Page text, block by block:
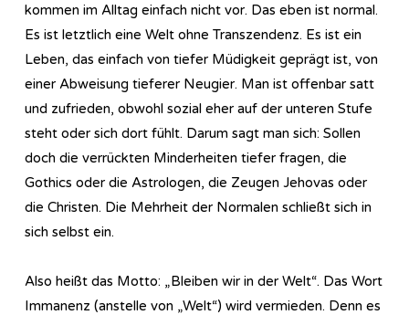
kommen im Alltag einfach nicht vor. Das eben ist normal.
Es ist letztlich eine Welt ohne Transzendenz. Es ist ein
Leben, das einfach von tiefer Müdigkeit geprägt ist, von
einer Abweisung tieferer Neugier. Man ist offenbar satt
und zufrieden, obwohl sozial eher auf der unteren Stufe
steht oder sich dort fühlt. Darum sagt man sich: Sollen
doch die verrückten Minderheiten tiefer fragen, die
Gothics oder die Astrologen, die Zeugen Jehovas oder
die Christen. Die Mehrheit der Normalen schließt sich in
sich selbst ein.
Also heißt das Motto: „Bleiben wir in der Welt“. Das Wort
Immanenz (anstelle von „Welt“) wird vermieden. Denn es